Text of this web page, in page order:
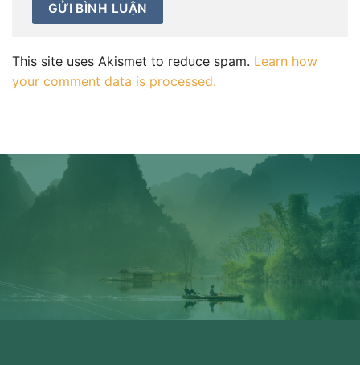
This site uses Akismet to reduce spam. Learn how
your comment data is processed.